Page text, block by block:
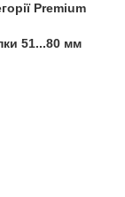
Premium
51...80 мм